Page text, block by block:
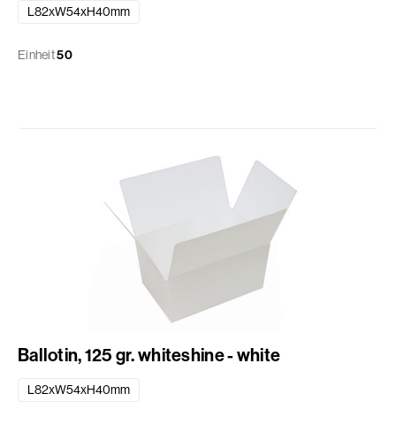
L82xW54xH40mm
Einheit50
Ballotin, 125 gr. whiteshine - white
L82xW54xH40mm